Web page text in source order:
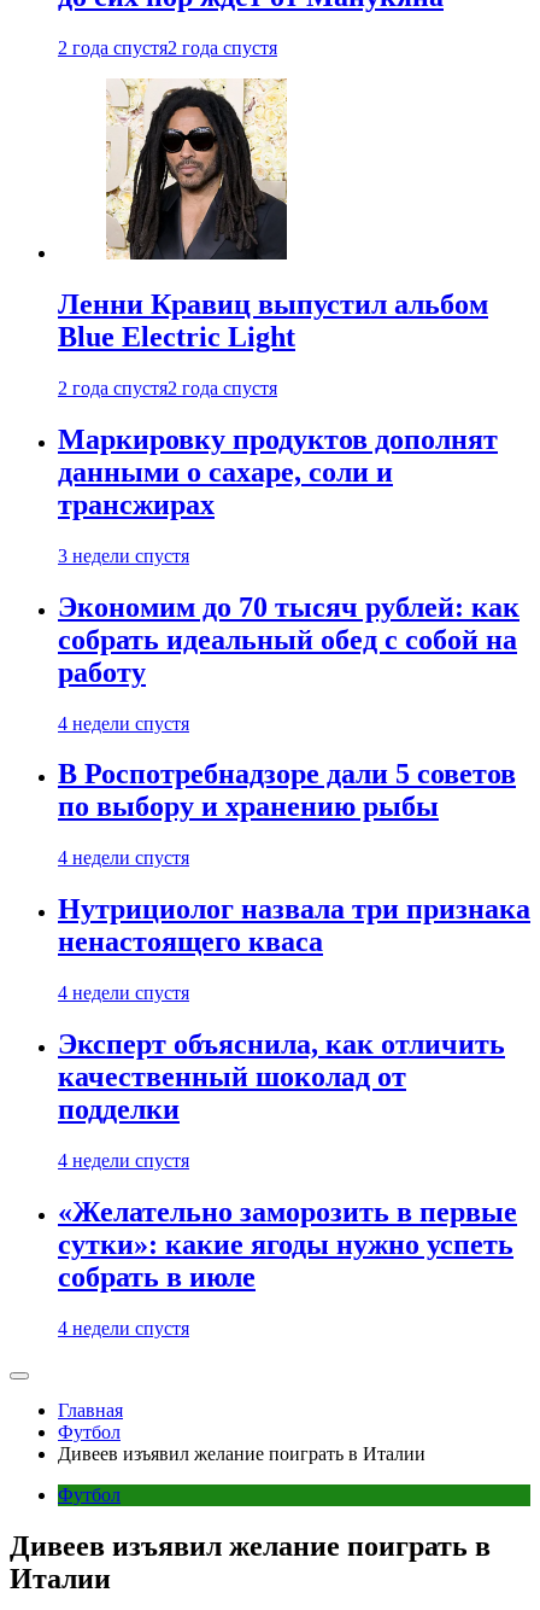
2 года спустя2 года спустя
Ленни Кравиц выпустил альбом
Blue Electric Light
2 года спустя2 года спустя
Маркировку продуктов дополнят
данными о сахаре, соли и
трансжирах
3 недели спустя
Экономим до 70 тысяч рублей: как
собрать идеальный обед с собой на
работу
4 недели спустя
В Роспотребнадзоре дали 5 советов
по выбору и хранению рыбы
4 недели спустя
Нутрициолог назвала три признака
ненастоящего кваса
4 недели спустя
Эксперт объяснила, как отличить
качественный шоколад от
подделки
4 недели спустя
«Желательно заморозить в первые
сутки»: какие ягоды нужно успеть
собрать в июле
4 недели спустя
Главная
Футбол
Дивеев изъявил желание поиграть в Италии
Футбол
Дивеев изъявил желание поиграть в
Италии